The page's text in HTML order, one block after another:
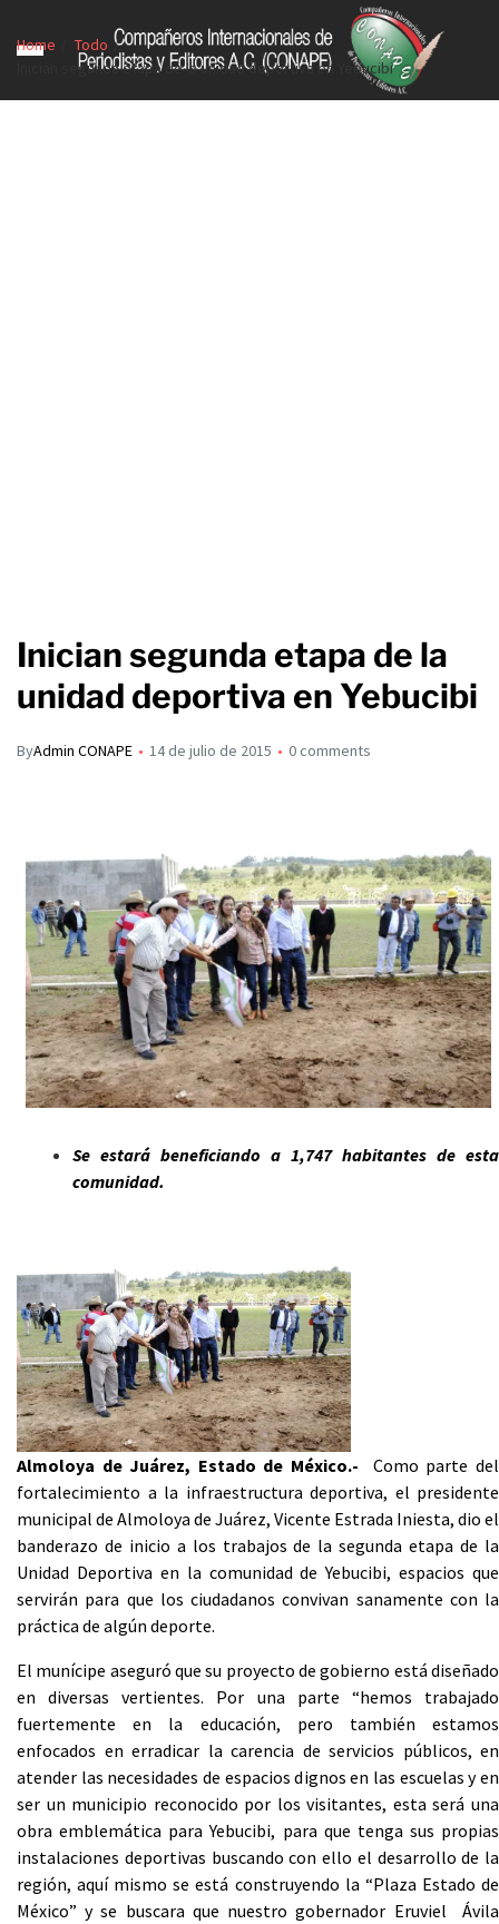
Home
Todo
Inician segunda etapa de la unidad deportiva en Yebucibi
Inician segunda etapa de la
unidad deportiva en Yebucibi
ByAdmin CONAPE 14 de julio de 2015 0 comments
Se estará beneficiando a 1,747 habitantes de esta
comunidad.
Almoloya de Juárez, Estado de México.- Como parte del
fortalecimiento a la infraestructura deportiva, el presidente
municipal de Almoloya de Juárez, Vicente Estrada Iniesta, dio el
banderazo de inicio a los trabajos de la segunda etapa de la
Unidad Deportiva en la comunidad de Yebucibi, espacios que
servirán para que los ciudadanos convivan sanamente con la
práctica de algún deporte.
El munícipe aseguró que su proyecto de gobierno está diseñado
en diversas vertientes. Por una parte “hemos trabajado
fuertemente en la educación, pero también estamos
enfocados en erradicar la carencia de servicios públicos, en
atender las necesidades de espacios dignos en las escuelas y en
ser un municipio reconocido por los visitantes, esta será una
obra emblemática para Yebucibi, para que tenga sus propias
instalaciones deportivas buscando con ello el desarrollo de la
región, aquí mismo se está construyendo la “Plaza Estado de
México” y se buscara que nuestro gobernador Eruviel Ávila